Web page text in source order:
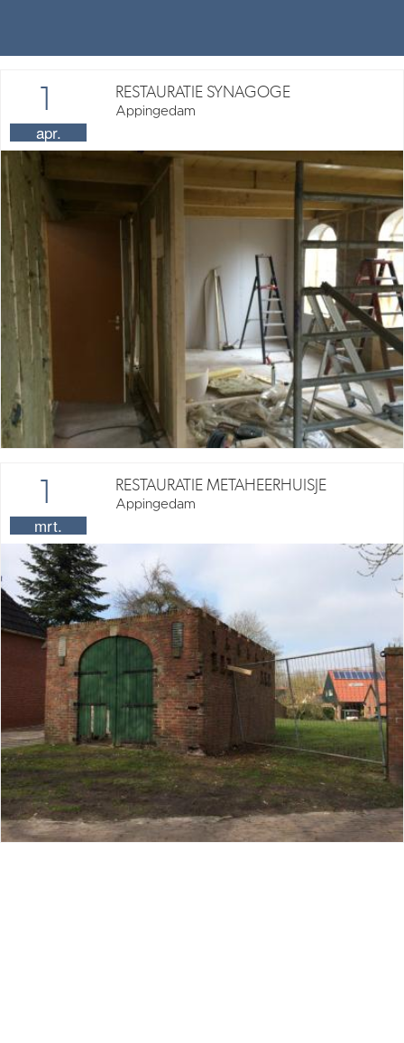
1
apr.
RESTAURATIE SYNAGOGE
Appingedam
1
mrt.
RESTAURATIE METAHEERHUISJE
Appingedam